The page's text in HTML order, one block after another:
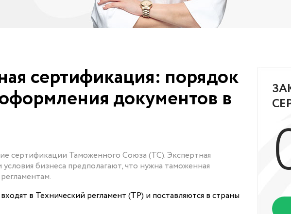
сертификация: порядок
документов в
сертификации Таможенного Союза (ТС). Экспертная
бизнеса предполагают, что нужна таможенная
в Технический регламент (ТР) и поставляются в страны